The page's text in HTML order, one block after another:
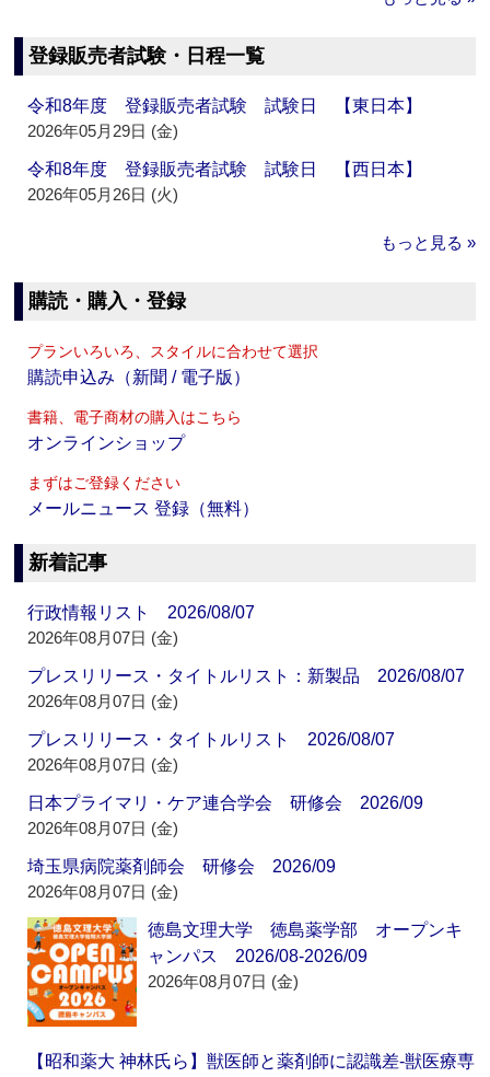
登録販売者試験・日程一覧
令和8年度 登録販売者試験 試験日 【東日本】
2026年05月29日 (金)
令和8年度 登録販売者試験 試験日 【西日本】
2026年05月26日 (火)
もっと見る »
購読・購入・登録
プランいろいろ、スタイルに合わせて選択
購読申込み（新聞 / 電子版）
書籍、電子商材の購入はこちら
オンラインショップ
まずはご登録ください
メールニュース 登録（無料）
新着記事
行政情報リスト 2026/08/07
2026年08月07日 (金)
プレスリリース・タイトルリスト：新製品 2026/08/07
2026年08月07日 (金)
プレスリリース・タイトルリスト 2026/08/07
2026年08月07日 (金)
日本プライマリ・ケア連合学会 研修会 2026/09
2026年08月07日 (金)
埼玉県病院薬剤師会 研修会 2026/09
2026年08月07日 (金)
徳島文理大学 徳島薬学部 オープンキ
ャンパス 2026/08-2026/09
2026年08月07日 (金)
【昭和薬大 神林氏ら】獣医師と薬剤師に認識差‐獣医療専